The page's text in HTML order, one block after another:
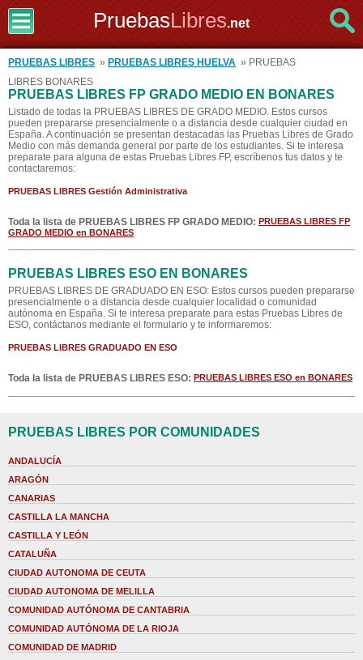
PruebasLibres.net
PRUEBAS LIBRES » PRUEBAS LIBRES HUELVA » PRUEBAS
LIBRES BONARES
PRUEBAS LIBRES FP GRADO MEDIO EN BONARES
Listado de todas la PRUEBAS LIBRES DE GRADO MEDIO. Estos cursos
pueden prepararse presencialmente o a distancia desde cualquier ciudad en
España. A continuación se presentan destacadas las Pruebas Libres de Grado
Medio con más demanda general por parte de los estudiantes. Si te interesa
preparate para alguna de estas Pruebas Libres FP, escríbenos tus datos y te
contactaremos:
PRUEBAS LIBRES Gestión Administrativa
Toda la lista de PRUEBAS LIBRES FP GRADO MEDIO: PRUEBAS LIBRES FP
GRADO MEDIO en BONARES
PRUEBAS LIBRES ESO EN BONARES
PRUEBAS LIBRES DE GRADUADO EN ESO: Estos cursos pueden prepararse
presencialmente o a distancia desde cualquier localidad o comunidad
autónoma en España. Si te interesa preparate para estas Pruebas Libres de
ESO, contáctanos mediante el formulario y te informaremos:
PRUEBAS LIBRES GRADUADO EN ESO
Toda la lista de PRUEBAS LIBRES ESO: PRUEBAS LIBRES ESO en BONARES
PRUEBAS LIBRES POR COMUNIDADES
ANDALUCÍA
ARAGÓN
CANARIAS
CASTILLA LA MANCHA
CASTILLA Y LEÓN
CATALUÑA
CIUDAD AUTONOMA DE CEUTA
CIUDAD AUTONOMA DE MELILLA
COMUNIDAD AUTÓNOMA DE CANTABRIA
COMUNIDAD AUTÓNOMA DE LA RIOJA
COMUNIDAD DE MADRID